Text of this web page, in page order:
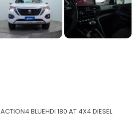
BLUEHDI 180 AT 4X4 DIESEL